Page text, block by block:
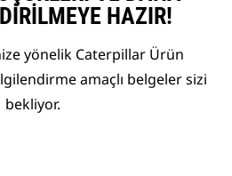
HAZIR!
yönelik Caterpillar Ürün
amaçlı belgeler sizi
bekliyor.